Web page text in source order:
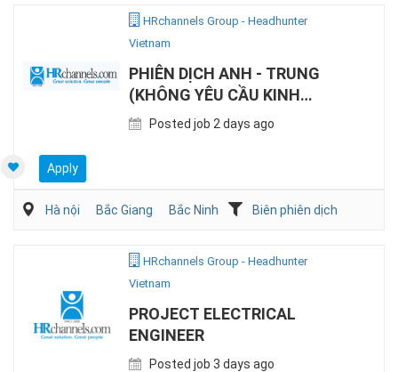
HRchannels Group - Headhunter
Vietnam
PHIÊN DỊCH ANH - TRUNG
(KHÔNG YÊU CẦU KINH
NGHIỆM)
Posted job 2 days ago
Apply
Hà nội Bắc Giang Bắc Ninh Biên phiên dịch
HRchannels Group - Headhunter
Vietnam
PROJECT ELECTRICAL
ENGINEER
Posted job 3 days ago